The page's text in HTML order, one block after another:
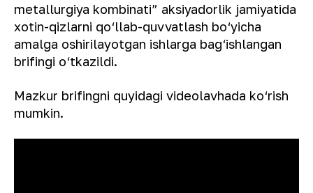
metallurgiya kombinati” aksiyadorlik jamiyatida
xotin-qizlarni qo‘llab-quvvatlash bo‘yicha
amalga oshirilayotgan ishlarga bag‘ishlangan
brifingi o‘tkazildi.
Mazkur brifingni quyidagi videolavhada ko‘rish
mumkin.